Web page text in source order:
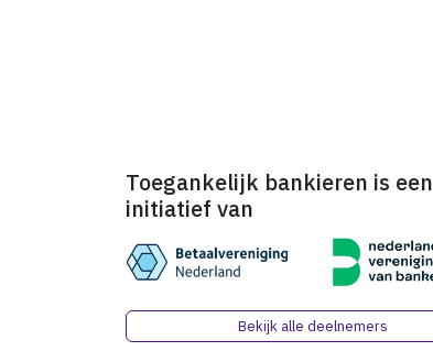
Toegankelijk bankieren is een
initiatief van
Bekijk alle deelnemers